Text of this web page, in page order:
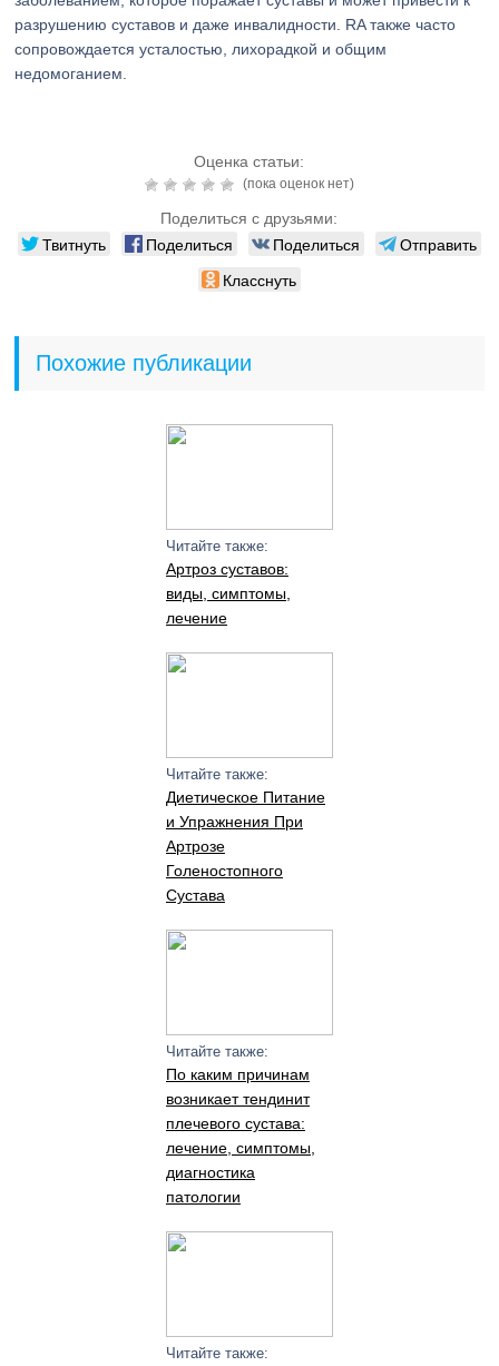
разрушению суставов и даже инвалидности. RA также часто
сопровождается усталостью, лихорадкой и общим
недомоганием.
Оценка статьи:
(пока оценок нет)
Поделиться с друзьями:
Твитнуть Поделиться Поделиться
Отправить
Класснуть
Похожие публикации
Читайте также:
Артроз суставов:
виды, симптомы,
лечение
Читайте также:
Диетическое Питание
и Упражнения При
Артрозе
Голеностопного
Сустава
Читайте также:
По каким причинам
возникает тендинит
плечевого сустава:
лечение, симптомы,
диагностика
патологии
Читайте также: